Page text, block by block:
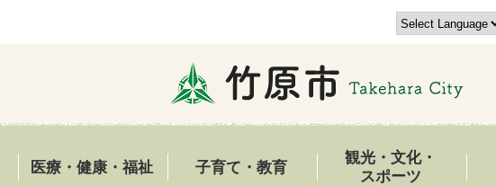
医療・健康・福祉 子育て・教育
観光・文化・
スポーツ